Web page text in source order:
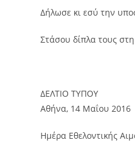
Δήλωσε κι εσύ την
Στάσου δίπλα τους
ΔΕΛΤΙΟ ΤΥΠΟΥ
Αθήνα, 14 Μαΐου 2016
Ημέρα Εθελοντικής